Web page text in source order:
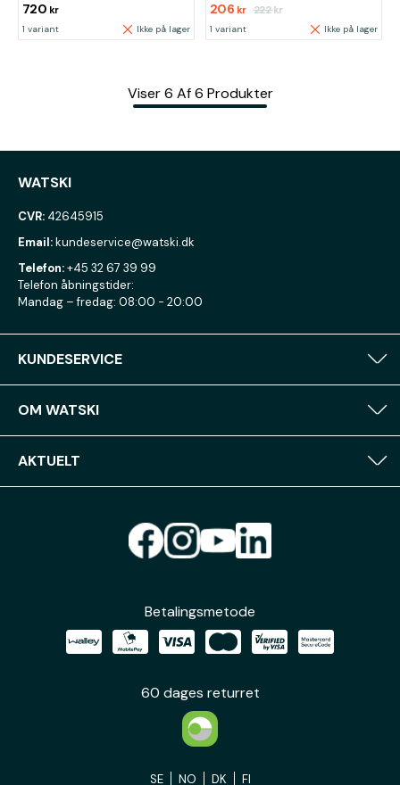
720 kr
1 variant Ikke på lager
206 kr 222kr
1 variant Ikke på lager
Viser 6 Af 6 Produkter
WATSKI
CVR: 42645915
Email:kundeservice@watski.dk
Telefon:+45 32 67 39 99
Telefon åbningstider:
Mandag – fredag: 08:00 - 20:00
KUNDESERVICE
OM WATSKI
AKTUELT
Betalingsmetode
60 dages returret
SE NO DK FI